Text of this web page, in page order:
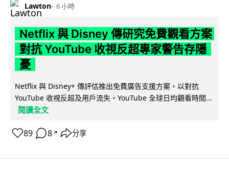
Lawton 6 小時
Netflix 與 Disney 傳研究免費觀看方案
對抗 YouTube 收視反超專家警告存隱
憂
Netflix 與 Disney+ 傳評估推出免費廣告支援方案，以對抗
YouTube 收視反超及用戶流失。YouTube 全球日均觀看時間...
閱讀全文
89 8 ↗ 分享